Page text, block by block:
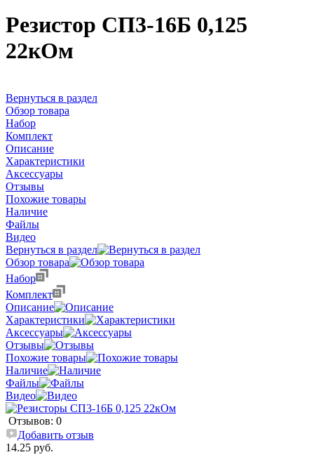
Резистор СП3-16Б 0,125
22кОм
Вернуться в раздел
Обзор товара
Набор
Комплект
Описание
Характеристики
Аксессуары
Отзывы
Похожие товары
Наличие
Файлы
Видео
Вернуться в раздел
Обзор товара
Набор
Комплект
Описание
Характеристики
Аксессуары
Отзывы
Похожие товары
Наличие
Файлы
Видео
Отзывов: 0
Добавить отзыв
14.25 руб.